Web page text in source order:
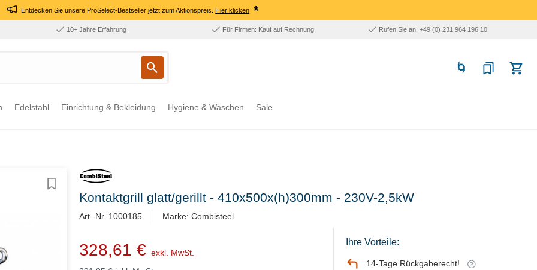
Entdecken Sie unsere ProSelect-Bestseller jetzt zum Aktionspreis.Hier klicken *
10+ Jahre Erfahrung Für Firmen: Kauf auf Rechnung Rufen Sie an: +49 (0) 231 964 196 10
Edelstahl Einrichtung & Bekleidung Hygiene & Waschen Sale
Kontaktgrill glatt/gerillt - 410x500x(h)300mm - 230V-2,5kW
Art.-Nr. 1000185 Marke: Combisteel
328,61 € exkl. MwSt.
Ihre Vorteile:
14-Tage Rückgaberecht!